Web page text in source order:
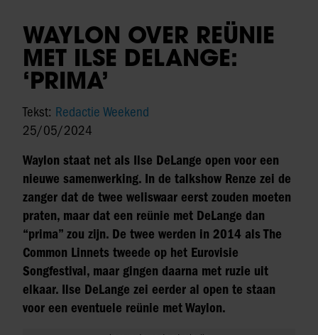
WAYLON OVER REÜNIE
MET ILSE DELANGE:
‘PRIMA’
Tekst: Redactie Weekend
25/05/2024
Waylon staat net als Ilse DeLange open voor een
nieuwe samenwerking. In de talkshow Renze zei de
zanger dat de twee weliswaar eerst zouden moeten
praten, maar dat een reünie met DeLange dan
“prima” zou zijn. De twee werden in 2014 als The
Common Linnets tweede op het Eurovisie
Songfestival, maar gingen daarna met ruzie uit
elkaar. Ilse DeLange zei eerder al open te staan
voor een eventuele reünie met Waylon.